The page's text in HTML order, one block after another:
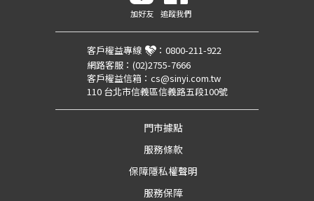
加好友 追蹤我們
客戶權益專線 ： 0800-211-922
網路客服： (02)2755-7666
客戶權益信箱： cs@sinyi.com.tw
110 台北市信義區信義路五段100號
門市據點
服務條款
保障隱私權聲明
服務保障